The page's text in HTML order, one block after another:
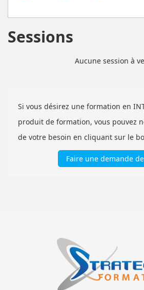
Sessions
Aucune session à
Si vous désirez une formation en
produit de formation, vous pouvez
de votre besoin en cliquant sur le
Faire une demande